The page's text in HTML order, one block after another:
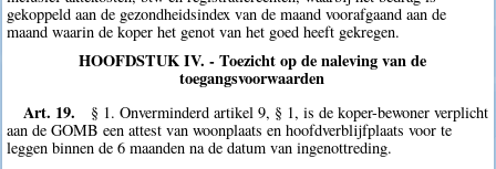
gekoppeld aan de gezondheidsindex van de maand voorafgaand aan de
maand waarin de koper het genot van het goed heeft gekregen.
HOOFDSTUK IV. - Toezicht op de naleving van de
toegangsvoorwaarden
Art. 19.
§ 1. Onverminderd artikel 9, § 1, is de koper-bewoner verplicht
aan de GOMB een attest van woonplaats en hoofdverblijfplaats voor te
leggen binnen de 6 maanden na de datum van ingenottreding.